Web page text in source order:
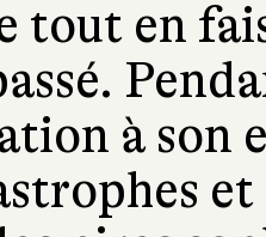
tout en
à son